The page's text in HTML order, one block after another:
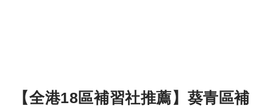
【全港18區補習社推薦】葵青區補